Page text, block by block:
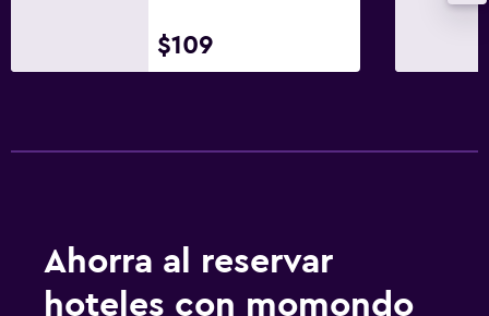
$109
Ahorra al reservar
hoteles con momondo